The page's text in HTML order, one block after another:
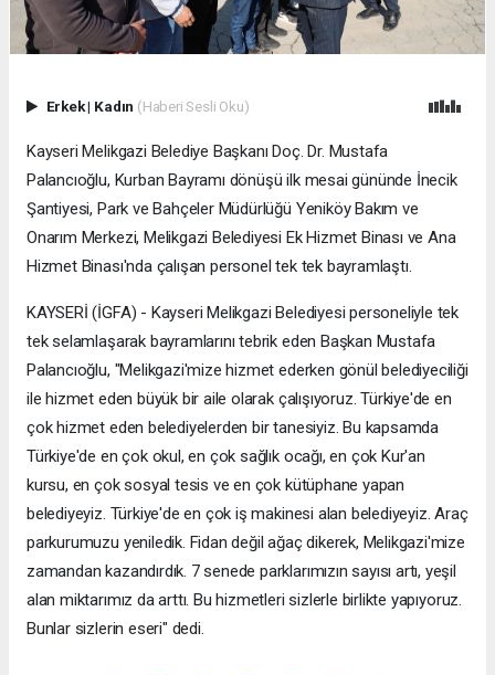
Erkek| Kadın (Haberi Sesli Oku)
Kayseri Melikgazi Belediye Başkanı Doç. Dr. Mustafa
Palancıoğlu, Kurban Bayramı dönüşü ilk mesai gününde İnecik
Şantiyesi, Park ve Bahçeler Müdürlüğü Yeniköy Bakım ve
Onarım Merkezi, Melikgazi Belediyesi Ek Hizmet Binası ve Ana
Hizmet Binası'nda çalışan personel tek tek bayramlaştı.
KAYSERİ (İGFA) - Kayseri Melikgazi Belediyesi personeliyle tek
tek selamlaşarak bayramlarını tebrik eden Başkan Mustafa
Palancıoğlu, "Melikgazi'mize hizmet ederken gönül belediyeciliği
ile hizmet eden büyük bir aile olarak çalışıyoruz. Türkiye'de en
çok hizmet eden belediyelerden bir tanesiyiz. Bu kapsamda
Türkiye'de en çok okul, en çok sağlık ocağı, en çok Kur'an
kursu, en çok sosyal tesis ve en çok kütüphane yapan
belediyeyiz. Türkiye'de en çok iş makinesi alan belediyeyiz. Araç
parkurumuzu yeniledik. Fidan değil ağaç dikerek, Melikgazi'mize
zamandan kazandırdık. 7 senede parklarımızın sayısı artı, yeşil
alan miktarımız da arttı. Bu hizmetleri sizlerle birlikte yapıyoruz.
Bunlar sizlerin eseri" dedi.